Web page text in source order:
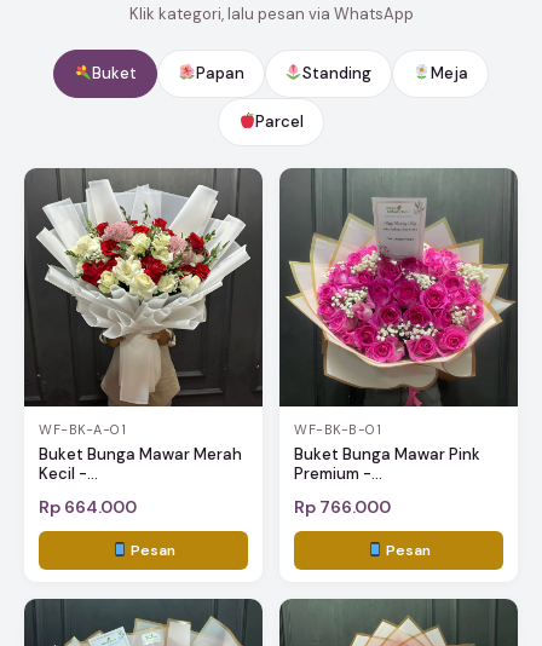
Klik kategori, lalu pesan via WhatsApp
Buket Papan Standing Meja
Parcel
WF-BK-A-01
Buket Bunga Mawar Merah
Kecil -...
Rp 664.000
Pesan
WF-BK-B-01
Buket Bunga Mawar Pink
Premium -...
Rp 766.000
Pesan